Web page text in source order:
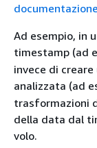
Ad esempio, in
timestamp (ad
invece di
analizzata (ad
trasformazioni
della data dal
volo.